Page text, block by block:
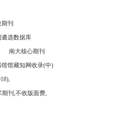
刊
选数据库
南大核心期刊
馆藏知网收录(中)
刊,不收版面费,